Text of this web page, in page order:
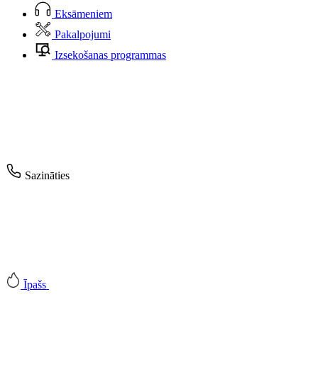
Eksāmeniem
Pakalpojumi
Izsekošanas programmas
Sazināties
Īpašs